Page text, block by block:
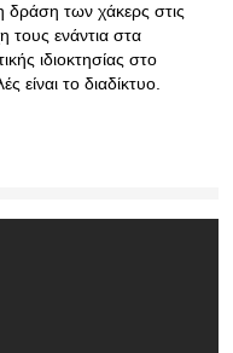
των χάκερς στις
τους ενάντια στα
ιδιοκτησίας στο
το διαδίκτυο.